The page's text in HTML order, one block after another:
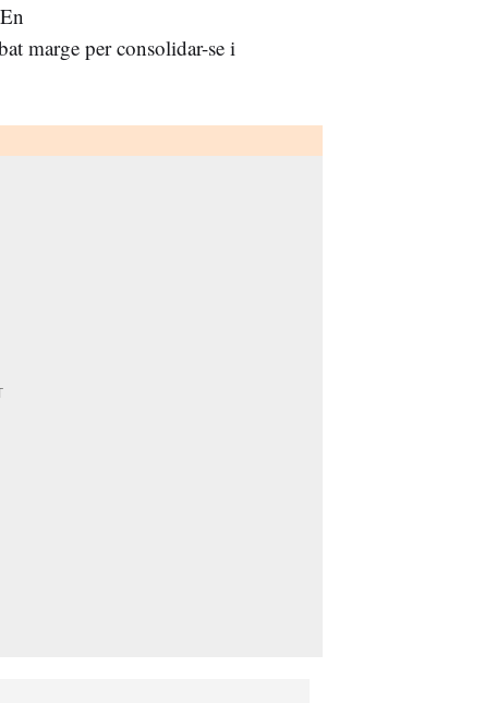
marge per consolidar-se i